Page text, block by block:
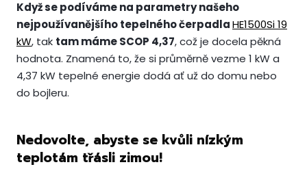
Když se podíváme na parametry našeho
nejpoužívanějšího tepelného čerpadlaHE1500Si 19
kW, tak tam máme SCOP 4,37, což je docela pěkná
hodnota. Znamená to, že si průměrně vezme 1 kW a
4,37 kW tepelné energie dodá ať už do domu nebo
do bojleru.
Nedovolte, abyste se kvůli nízkým
teplotám třásli zimou!